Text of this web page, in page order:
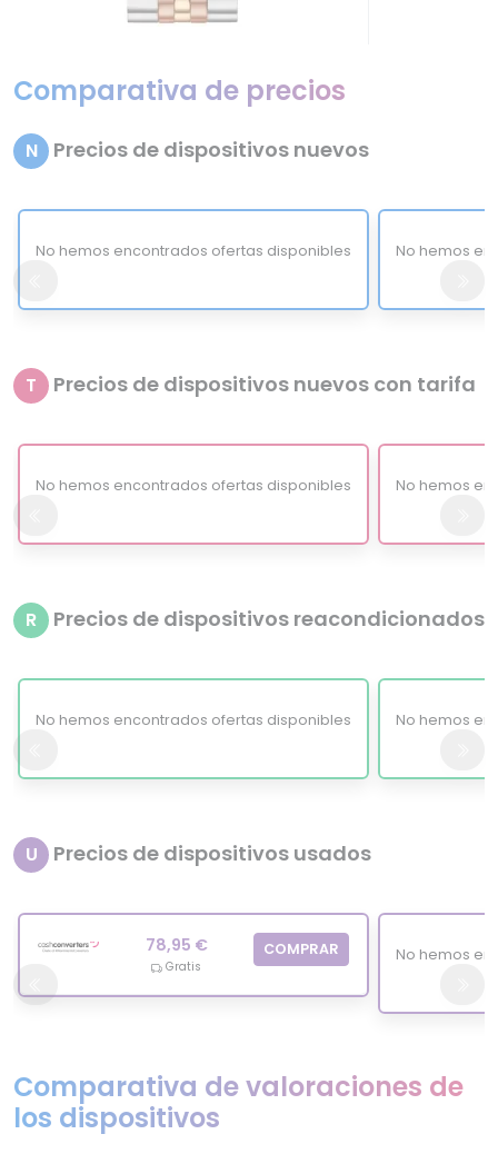
Comparativa de precios
N Precios de dispositivos nuevos
No hemos encontrados ofertas disponibles No hemos
T Precios de dispositivos nuevos con tarifa
No hemos encontrados ofertas disponibles No hemos
R Precios de dispositivos reacondicionados
No hemos encontrados ofertas disponibles No hemos
U Precios de dispositivos usados
78,95 €
Gratis
COMPRAR No hemos
Comparativa de valoraciones de
los dispositivos